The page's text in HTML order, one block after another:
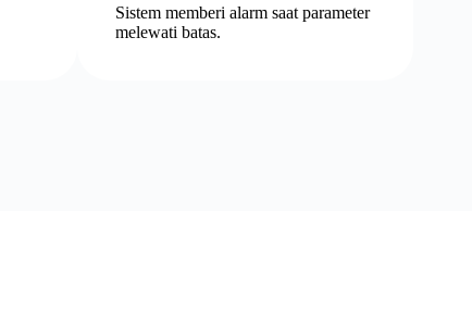
Sistem memberi alarm saat parameter
melewati batas.